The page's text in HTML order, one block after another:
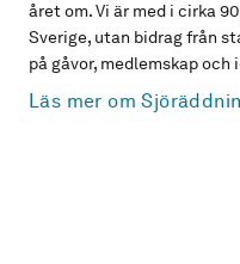
året om. Vi är med i cirka
Sverige, utan bidrag från
på gåvor, medlemskap och
Läs mer om